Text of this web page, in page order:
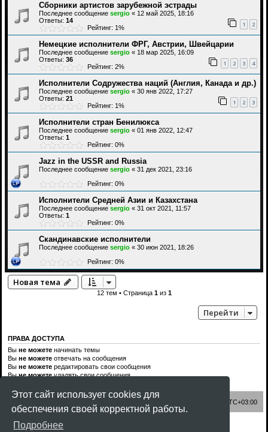
Этот сайт использует cookies для
обеспечения своей корректной работы.
Подробнее
Сборники артистов зарубежной эстрады
Последнее сообщение sergio « 12 май 2025, 18:16
Ответы: 14 1 2
Рейтинг: 1%
Немецкие исполнители ФРГ, Австрии, Швейцарии
Последнее сообщение sergio « 18 мар 2025, 16:09
Ответы: 36 1 2 3 4
Рейтинг: 2%
Исполнители Содружества наций (Англия, Канада и др.)
Последнее сообщение sergio « 30 янв 2022, 17:27
Ответы: 21 1 2 3
Рейтинг: 1%
Исполнители стран Бенилюкса
Последнее сообщение sergio « 01 янв 2022, 12:47
Ответы: 1
Рейтинг: 0%
Jazz in the USSR and Russia
Последнее сообщение sergio « 31 дек 2021, 23:16
Рейтинг: 0%
Исполнители Средней Азии и Казахстана
Последнее сообщение sergio « 31 окт 2021, 11:57
Ответы: 1
Рейтинг: 0%
Скандинавские исполнители
Последнее сообщение sergio « 30 июн 2021, 18:26
Рейтинг: 0%
Новая тема
12 тем • Страница 1из 1
Перейти
ПРАВА ДОСТУПА
Вы не можете начинать темы
Вы не можете отвечать на сообщения
Вы не можете редактировать свои сообщения
Выне можетеудалять свои сообщения
UTC+03:00
Создано на основе